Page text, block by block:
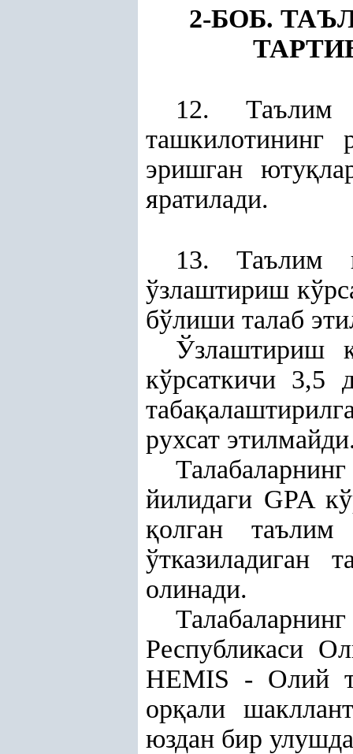
2-БОБ.
12. Таълим
ташкилотининг
эришган ютуқ
яратилади.
13. Таълим
ўзлаштириш
бўлиши талаб
Ўзлаштириш
кўрсаткичи 3,5
табақ
рухсат
йилидаги GPA
қолган
ўтказиладиган
олинади.
Республикаси
HEMIS - Олий
орқали
юздан бир